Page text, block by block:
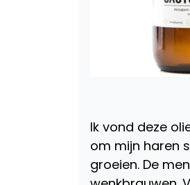
Ik vond deze
om mijn haren
groeien. De